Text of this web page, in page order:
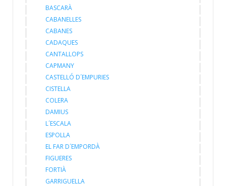
BASCARÀ
CABANELLES
CABANES
CADAQUES
CANTALLOPS
CAPMANY
CASTELLÓ D´EMPURIES
CISTELLA
COLERA
DAMIUS
L´ESCALA
ESPOLLA
EL FAR D´EMPORDÀ
FIGUERES
FORTIÀ
GARRIGUELLA